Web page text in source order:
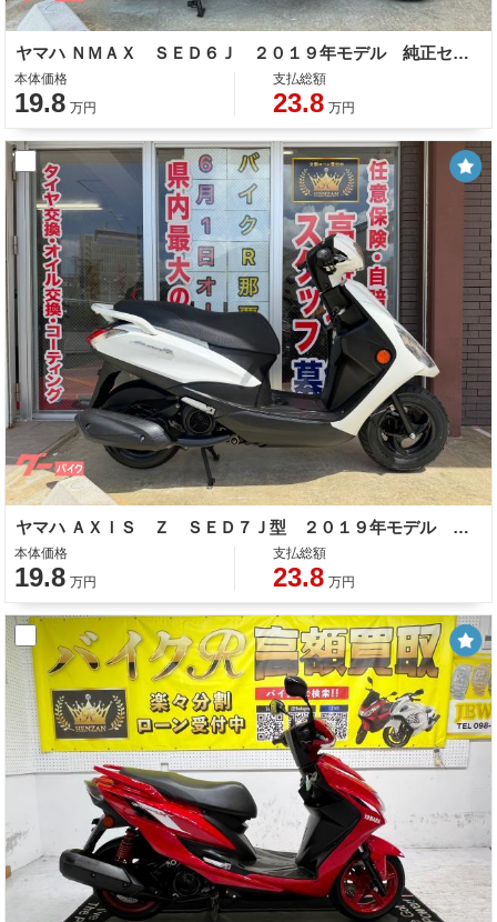
ヤマハ ＮＭＡＸ ＳＥＤ６Ｊ ２０１９年モデル 純正セキュリティー ＡＢＳ サイドスタンド センタースタンド スペアキー
本体価格
19.8 万円
支払総額
23.8 万円
ヤマハ ＡＸＩＳ Ｚ ＳＥＤ７Ｊ型 ２０１９年モデル コンビニフック センタースタンド サイドスタンド
本体価格
19.8 万円
支払総額
23.8 万円